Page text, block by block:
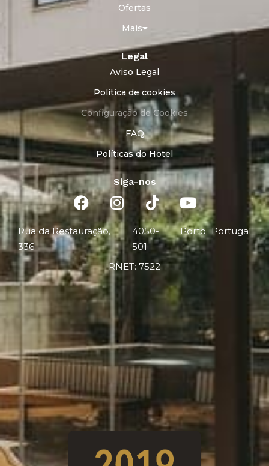
Ofertas
Mais
Legal
Aviso Legal
Política de cookies
Configuração de Cookies
FAQ
Políticas do Hotel
Siga-nos
Rua da Restauração,
336
4050-
501
Porto Portugal
RNET: 7522